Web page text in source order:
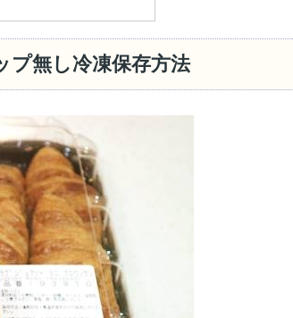
プ無し冷凍保存方法